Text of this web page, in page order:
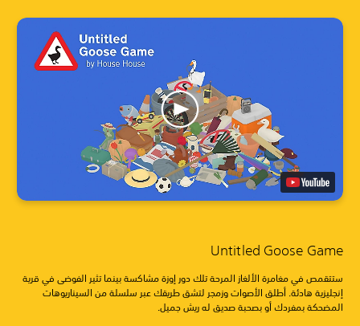
Untitled Goose Game
ستتقمص في مغامرة الألغاز المرحة تلك دور إوزة مشاكسة بينما تثير الفوضى في قرية
إنجليزية هادئة. أطلق الأصوات وزمجر لتشق طريقك عبر سلسلة من السيناريوهات
المضحكة بمفردك أو بصحبة صديق له ريش جميل.